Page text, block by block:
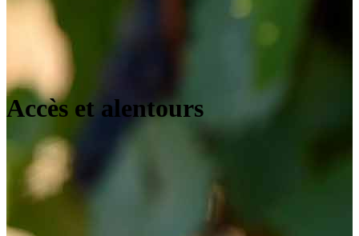
Accès et alentours